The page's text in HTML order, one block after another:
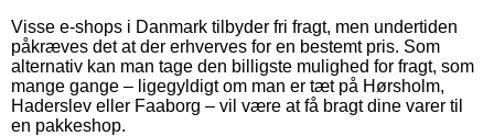
Visse e-shops i Danmark tilbyder fri fragt, men undertiden
påkræves det at der erhverves for en bestemt pris. Som
alternativ kan man tage den billigste mulighed for fragt, som
mange gange – ligegyldigt om man er tæt på Hørsholm,
Haderslev eller Faaborg – vil være at få bragt dine varer til
en pakkeshop.